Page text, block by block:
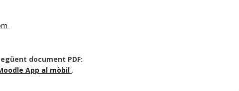
document PDF:
App al mòbil .